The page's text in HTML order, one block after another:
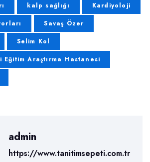
kalp sağlığı
Kardiyoloji
Savaş Özer
Selim Kol
Araştırma Hastanesi
admin
https://www.tanitimsepeti.com.tr